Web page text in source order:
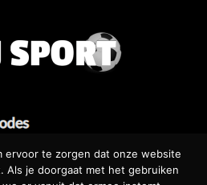
ervoor te zorgen dat onze website
Als je doorgaat met het gebruiken